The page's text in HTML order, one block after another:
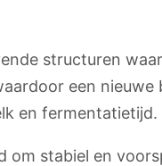
structuren
een
en fermentatietijd.
stabiel en